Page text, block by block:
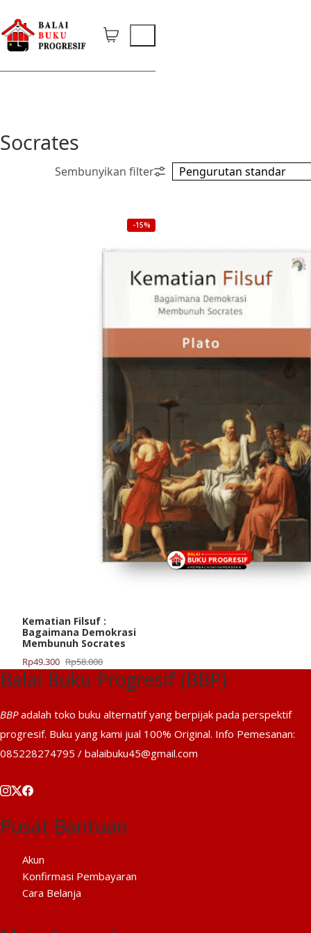
Socrates
-15%
Kematian Filsuf :
Bagaimana Demokrasi
Membunuh Socrates
Rp58.000
Harga
aslinya
adalah:
Rp49.300
Harga
saat
ini
Rp49.300.
Balai Buku Progresif (BBP)
BBPadalah toko buku alternatif yang berpijak pada perspektif
progresif. Buku yang kami jual 100% Original. Info Pemesanan:
085228274795 / balaibuku45@gmail.com
Pusat Bantuan
Akun
Konfirmasi Pembayaran
Cara Belanja